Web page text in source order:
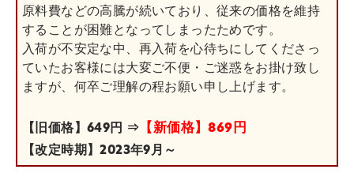
原料費などの高騰が続いており、従来の価格を維持
することが困難となってしまったためです。
入荷が不安定な中、再入荷を心待ちにしてくださっ
ていたお客様には大変ご不便・ご迷惑をお掛け致し
ますが、何卒ご理解の程お願い申し上げます。
【旧価格】649円 ⇒ 【新価格】869円
【改定時期】2023年9月～